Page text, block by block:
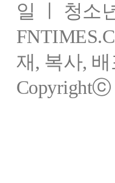
일 ㅣ 청소
재, 복사,
Copyrightⓒ